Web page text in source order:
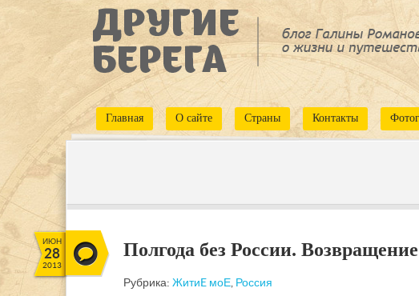
Главная О сайте Страны Контакты
ИЮН
28
2013
Полгода без России.
Рубрика: ЖитиE моЕ Россия